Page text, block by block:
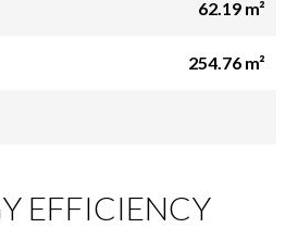
62.19 m²
254.76 m²
EFFICIENCY